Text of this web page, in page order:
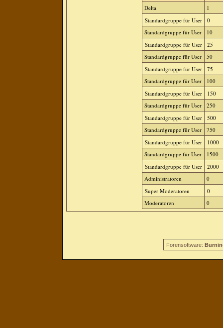
Delta
1
Standardgruppe für User
0
Standardgruppe für User
10
Standardgruppe für User
25
Standardgruppe für User
50
Standardgruppe für User
75
Standardgruppe für User
100
Standardgruppe für User
150
Standardgruppe für User
250
Standardgruppe für User
500
Standardgruppe für User
750
Standardgruppe für User
1000
Standardgruppe für User
1500
Standardgruppe für User
2000
Administratoren
0
Super Moderatoren
0
Moderatoren
0
Forensoftware: